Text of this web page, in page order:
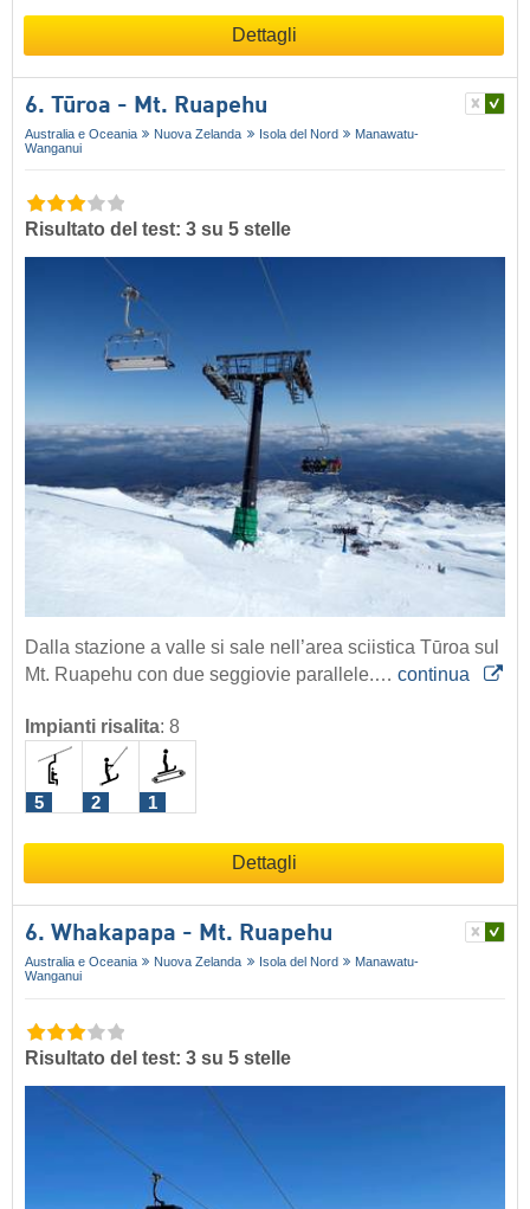
Dettagli
6. Tūroa - Mt. Ruapehu
Australia e Oceania Nuova Zelanda Isola del Nord
Manawatu-
Wanganui
Risultato del test: 3 su 5 stelle
Dalla stazione a valle si sale nell’area sciistica Tūroa sul
Mt. Ruapehu con due seggiovie parallele.… continua
Impianti risalita: 8
5 2 1
Dettagli
6. Whakapapa - Mt. Ruapehu
Australia e Oceania Nuova Zelanda Isola del Nord
Manawatu-
Wanganui
Risultato del test: 3 su 5 stelle